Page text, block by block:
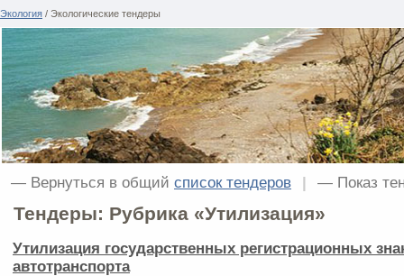
Экология / Экологические тендеры
— Вернуться в общий список тендеров | — Показ
Тендеры: Рубрика «Утилизация»
Утилизация государственных регистрационных
автотранспорта